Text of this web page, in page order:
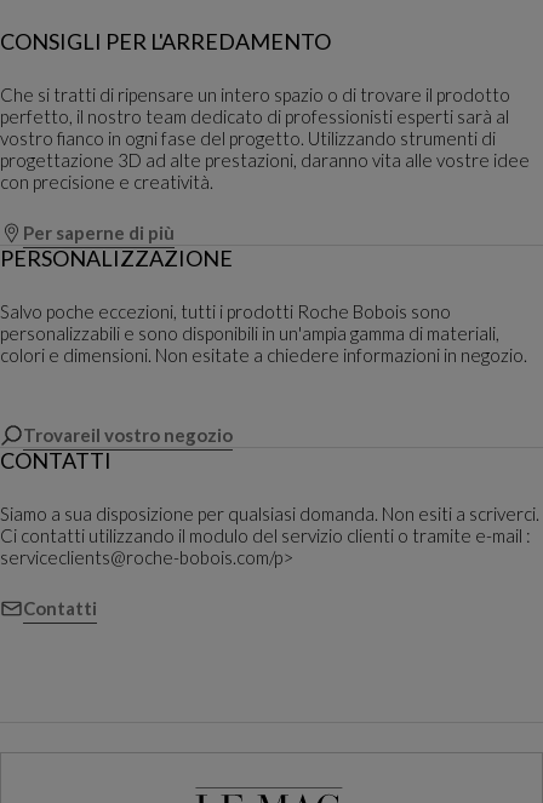
CONSIGLI PER L'ARREDAMENTO
Che si tratti di ripensare un intero spazio o di trovare il prodotto
perfetto, il nostro team dedicato di professionisti esperti sarà al
vostro fianco in ogni fase del progetto. Utilizzando strumenti di
progettazione 3D ad alte prestazioni, daranno vita alle vostre idee
con precisione e creatività.
Per saperne di più
PERSONALIZZAZIONE
Salvo poche eccezioni, tutti i prodotti Roche Bobois sono
personalizzabili e sono disponibili in un'ampia gamma di materiali,
colori e dimensioni. Non esitate a chiedere informazioni in negozio.
Trovareil vostro negozio
CONTATTI
Siamo a sua disposizione per qualsiasi domanda. Non esiti a scriverci.
Ci contatti utilizzando il modulo del servizio clienti o tramite e-mail :
serviceclients@roche-bobois.com/p>
Contatti